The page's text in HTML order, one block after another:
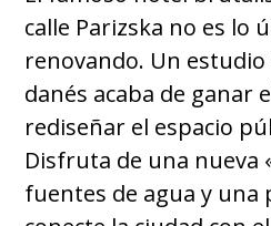
calle Parizska no es lo
renovando. Un
danés acaba de ganar
rediseñar el espacio
Disfruta de una nueva
fuentes de agua y una